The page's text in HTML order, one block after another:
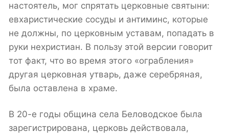
настоятель, мог спрятать церковные святыни:
евхаристические сосуды и антиминс, которые
не должны, по церковным уставам, попадать в
руки нехристиан. В пользу этой версии говорит
тот факт, что во время этого «ограбления»
другая церковная утварь, даже серебряная,
была оставлена в храме.
В 20-е годы община села Беловодское была
зарегистрирована, церковь действовала,